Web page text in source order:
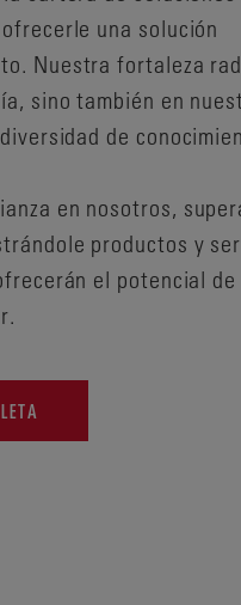
una solución
Nuestra fortaleza
sino también en
de
en nosotros,
productos y
el potencial de